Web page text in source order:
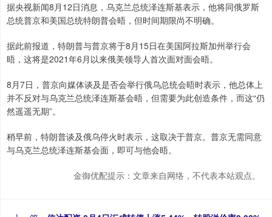
据央视新闻8月12日消息，乌克兰总统泽连斯基表示，他将同俄罗斯
总统普京和美国总统特朗普会晤，但时间期限尚不明确。
据此前报道，特朗普与普京将于8月15日在美国阿拉斯加州举行会
晤，这将是2021年6月以来俄美领导人首次面对面会晤。
8月7日，普京向媒体谈及是否会举行俄乌总统会晤时表示，他总体上
并不反对与乌克兰总统泽连斯基会晤，但需要为此创造条件，而这“仍
然遥遥无期”。
稍早前，特朗普谈及俄乌停火时表示，这取决于普京。普京无需同意
与乌克兰总统泽连斯基会面，即可与他会晤。
金御优配提示：文章来自网络，不代表本站观点。